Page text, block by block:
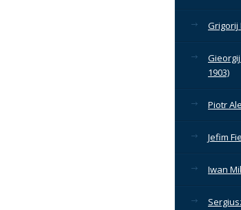
Grigorij
1903)
Piotr
Jefim
Iwan